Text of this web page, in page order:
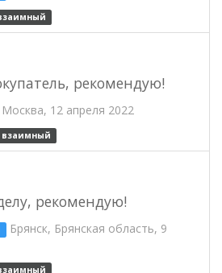
рекомендую!
12 апреля 2022
взаимный
рекомендую!
Брянск, Брянская область, 9